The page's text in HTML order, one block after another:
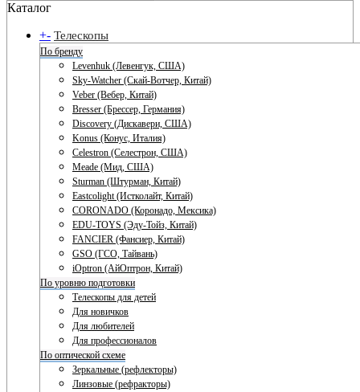
Каталог
+- Телескопы
По бренду
Levenhuk (Левенгук, США)
Sky-Watcher (Скай-Вотчер, Китай)
Veber (Вебер, Китай)
Bresser (Брессер, Германия)
Discovery (Дискавери, США)
Konus (Конус, Италия)
Celestron (Селестрон, США)
Meade (Мид, США)
Sturman (Штурман, Китай)
Eastcolight (Истколайт, Китай)
CORONADO (Коронадо, Мексика)
EDU-TOYS (Эду-Тойз, Китай)
FANCIER (Фансиер, Китай)
GSO (ГСО, Тайвань)
iOptron (АйОптрон, Китай)
По уровню подготовки
Телескопы для детей
Для новичков
Для любителей
Для профессионалов
По оптической схеме
Зеркальные (рефлекторы)
Линзовые (рефракторы)